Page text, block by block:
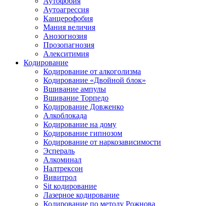
Аутоагрессия
Канцерофобия
Мания величия
Анозогнозия
Прозопагнозия
Алекситимия
Кодирование
Кодирование от алкоголизма
Кодирование «Двойной блок»
Вшивание ампулы
Вшивание Торпедо
Кодирование Довженко
Алкоблокада
Кодирование на дому
Кодирование гипнозом
Кодирование от наркозависимости
Эспераль
Алкоминал
Налтрексон
Вивитрол
Sit кодирование
Лазерное кодирование
Кодирование по методу Рожнова